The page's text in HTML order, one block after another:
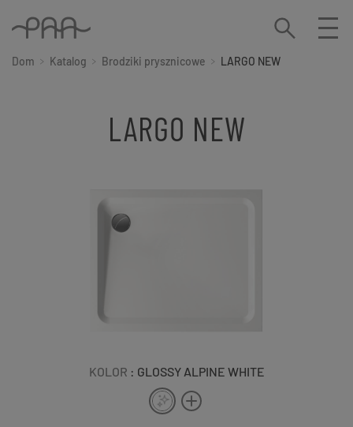
Dom Katalog Brodziki prysznicowe LARGO NEW
LARGO NEW
KOLOR : GLOSSY ALPINE WHITE